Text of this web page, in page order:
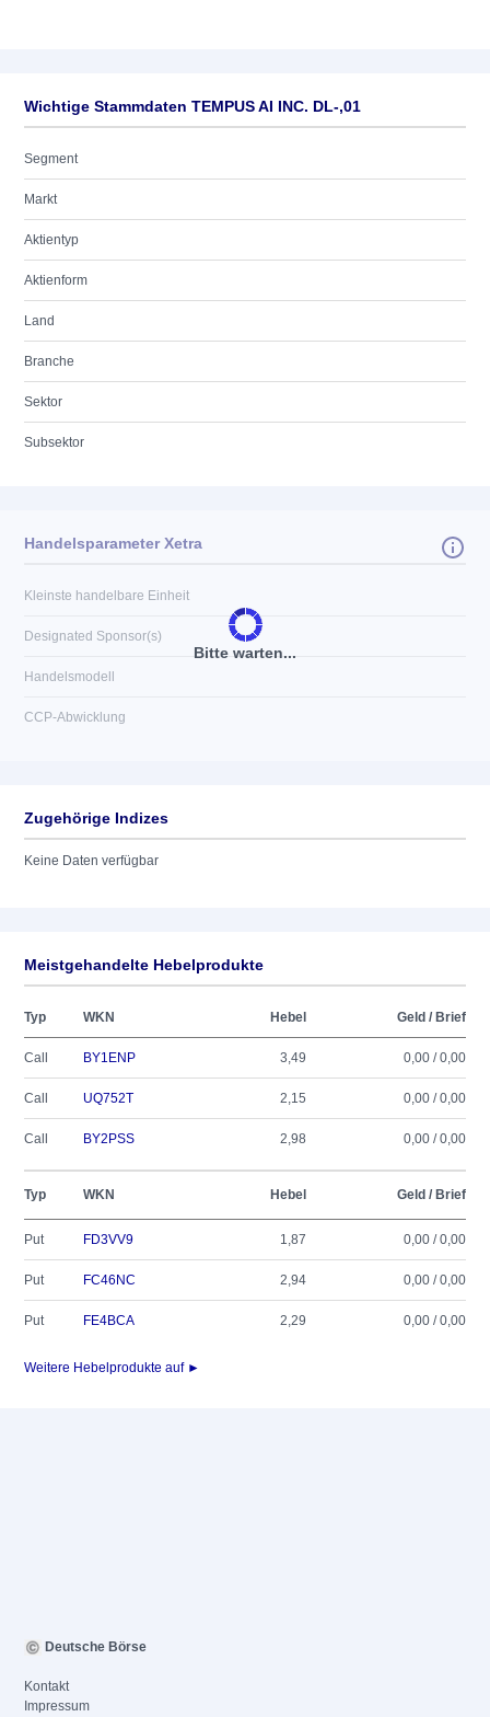
Wichtige Stammdaten TEMPUS AI INC. DL-,01
Segment
Markt
Aktientyp
Aktienform
Land
Branche
Sektor
Subsektor
Bitte warten...
Handelsparameter Xetra
Kleinste handelbare Einheit
Designated Sponsor(s)
Handelsmodell
CCP-Abwicklung
Zugehörige Indizes
Keine Daten verfügbar
Meistgehandelte Hebelprodukte
Typ WKN Hebel Geld / Brief
Call BY1ENP 3,49 0,00 / 0,00
Call UQ752T 2,15 0,00 / 0,00
Call BY2PSS 2,98 0,00 / 0,00
Typ WKN Hebel Geld / Brief
Put FD3VV9 1,87 0,00 / 0,00
Put FC46NC 2,94 0,00 / 0,00
Put FE4BCA 2,29 0,00 / 0,00
Weitere Hebelprodukte auf ►
Deutsche Börse
Kontakt
Impressum